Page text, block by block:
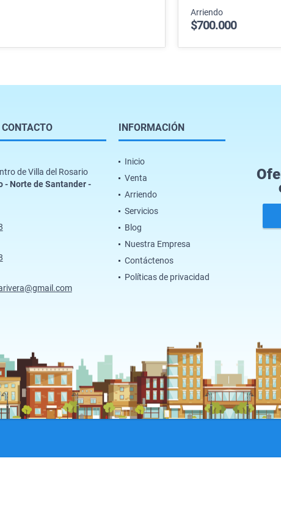
Arriendo
$700.000
de Villa del Rosario
- Norte de Santander -
INFORMACIÓN
Inicio
Venta
Arriendo
Servicios
Blog
Nuestra Empresa
Contáctenos
Políticas de privacidad